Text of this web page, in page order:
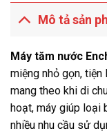
Mô tả sản
Máy tăm nước
miệng nhỏ gọn,
mang theo khi di
hoạt, máy giúp loại
nhiều nhu cầu sử